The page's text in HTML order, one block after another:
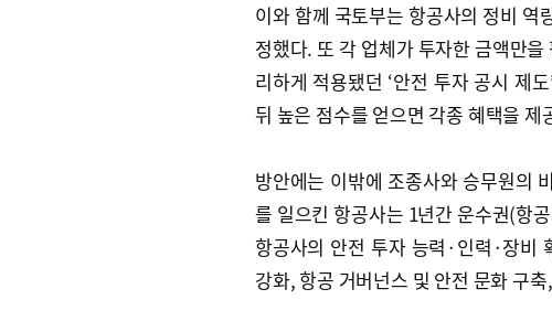
이와 함께 국토부는 항공사의 정비 역
정했다. 또 각 업체가 투자한 금액만
리하게 적용됐던 ‘안전 투자 공시 제
뒤 높은 점수를 얻으면 각종 혜택을 제
방안에는 이밖에 조종사와 승무원의
를 일으킨 항공사는 1년간 운수권(항
항공사의 안전 투자 능력·인력·장비
강화, 항공 거버넌스 및 안전 문화 구